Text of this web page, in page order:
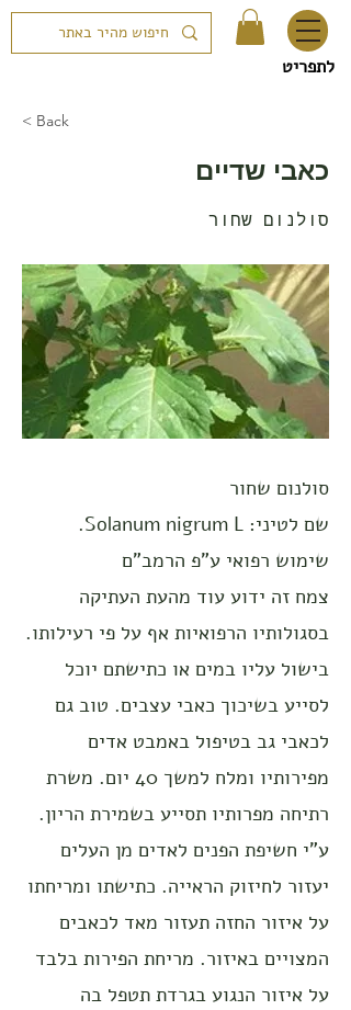
לתפריט
< Back
כאבי שדיים
סולנום שחור
סולנום שחור
שם לטיני: Solanum nigrum L.
שימוש רפואי ע"פ הרמב"ם
צמח זה ידוע עוד מהעת העתיקה
בסגולותיו הרפואיות אף על פי רעילותו.
בישול עליו במים או כתישתם יוכל
לסייע בשיכוך כאבי עצבים. טוב גם
לכאבי גב בטיפול באמבט אדים
מפירותיו ומלח למשך 40 יום. משרת
רתיחה מפרותיו תסייע בשמירת הריון.
ע"י חשיפת הפנים לאדים מן העלים
יעזור לחיזוק הראייה. כתישתו ומריחתו
על איזור החזה תעזור מאד לכאבים
המצויים באיזור. מריחת הפירות בלבד
על איזור הנגוע בגרדת תטפל בה